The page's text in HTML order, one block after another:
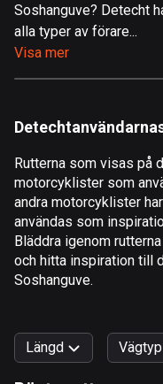
Åland
517 rutter
Algeriet
Amerikanska
1 rutt
Andorra
62 rutter
1 rutt
Soshanguve? Detecht
alla typer av förare...
Visa mer
Rutterna som visas på
motorcyklister som
andra motorcyklister
användas som
Bläddra igenom
och hitta inspiration till
Soshanguve.
Längd Vägtyp